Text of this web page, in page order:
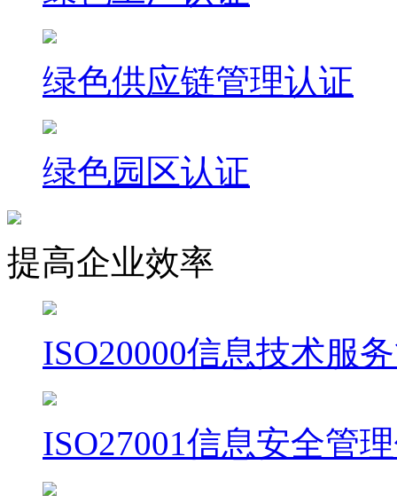
绿色供应链管理认证
绿色园区认证
提高企业效率
ISO20000信息技术服
ISO27001信息安全管